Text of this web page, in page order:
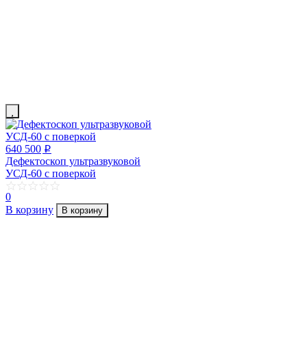
640 500 p
Дефектоскоп ультразвуковой
УСД-60 с поверкой
0
В корзину
В корзину